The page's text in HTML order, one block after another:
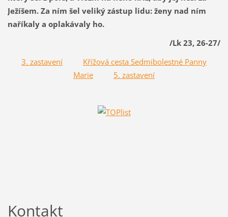
Ježíšem. Za ním šel veliký zástup lidu: ženy nad ním
naříkaly a oplakávaly ho.
/Lk 23, 26-27/
3. zastavení
Křížová cesta Sedmibolestné Panny
Marie
5. zastavení
Kontakt